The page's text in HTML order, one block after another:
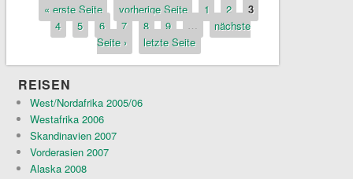
Seiten
« erste Seite vorherige Seite 1 2
3
4
5 6 7 8 9 …
nächste
Seite ›
letzte Seite
REISEN
West/Nordafrika 2005/06
Westafrika 2006
Skandinavien 2007
Vorderasien 2007
Alaska 2008